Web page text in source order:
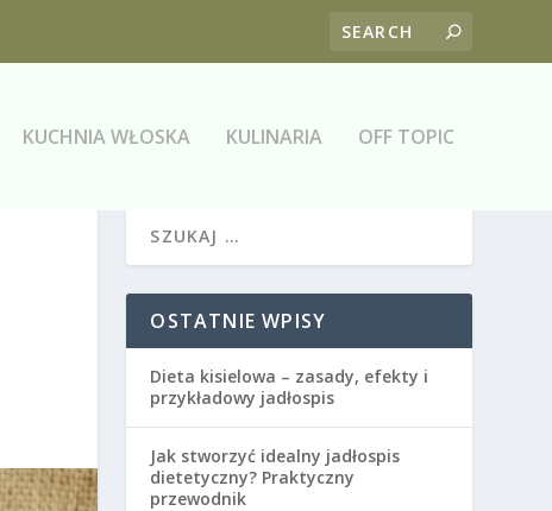
KUCHNIA WŁOSKA KULINARIA OFF TOPIC
OSTATNIE WPISY
Dieta kisielowa – zasady, efekty i
przykładowy jadłospis
Jak stworzyć idealny jadłospis
dietetyczny? Praktyczny
przewodnik